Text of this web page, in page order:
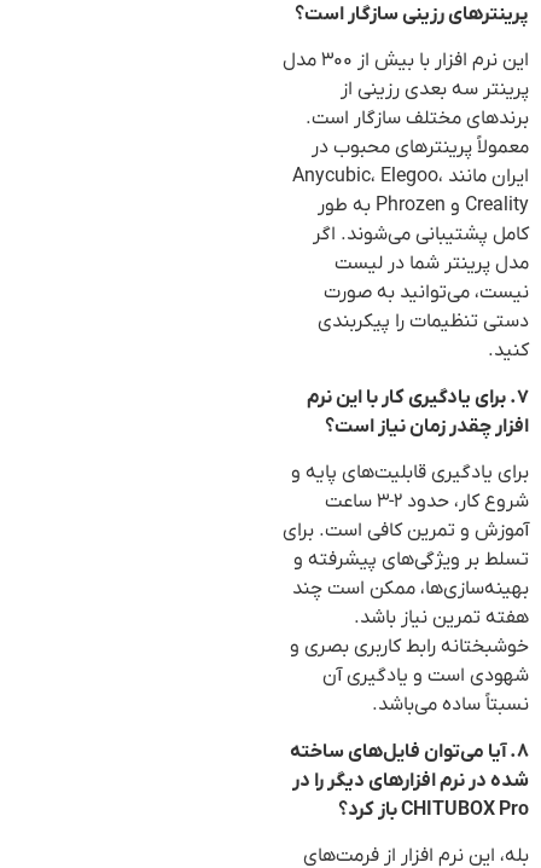
پرینترهای رزینی سازگار است؟
این نرم افزار با بیش از ۳۰۰ مدل
پرینتر سه بعدی رزینی از
برندهای مختلف سازگار است.
معمولاً پرینترهای محبوب در
ایران مانند Anycubic، Elegoo،
Creality و Phrozen به طور
کامل پشتیبانی می‌شوند. اگر
مدل پرینتر شما در لیست
نیست، می‌توانید به صورت
دستی تنظیمات را پیکربندی
کنید.
۷. برای یادگیری کار با این نرم
افزار چقدر زمان نیاز است؟
برای یادگیری قابلیت‌های پایه و
شروع کار، حدود ۲-۳ ساعت
آموزش و تمرین کافی است. برای
تسلط بر ویژگی‌های پیشرفته و
بهینه‌سازی‌ها، ممکن است چند
هفته تمرین نیاز باشد.
خوشبختانه رابط کاربری بصری و
شهودی است و یادگیری آن
نسبتاً ساده می‌باشد.
۸. آیا می‌توان فایل‌های ساخته
شده در نرم افزارهای دیگر را در
CHITUBOX Pro باز کرد؟
بله، این نرم افزار از فرمت‌های